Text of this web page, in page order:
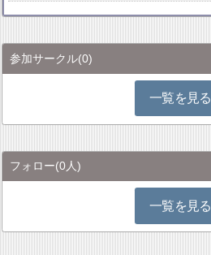
参加サークル(0)
一覧を見る
フォロー(0人)
一覧を見る